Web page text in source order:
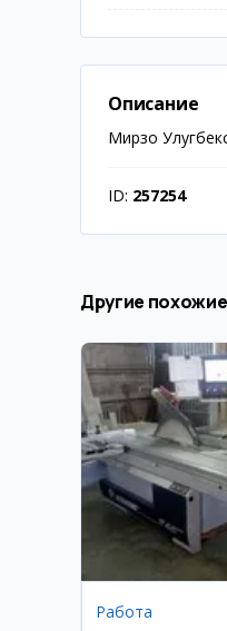
Описание
Мирзо
ID: 257254
Другие
Работа